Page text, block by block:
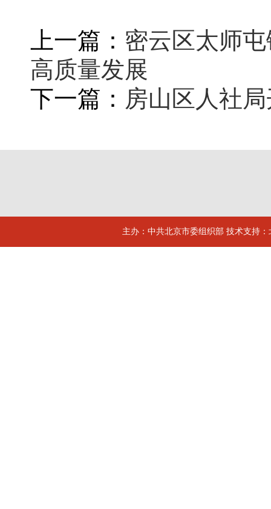
上一篇： 密云区太师
高质量发展
下一篇： 房山区人社
主办：中共北京市委组织部 技术支持